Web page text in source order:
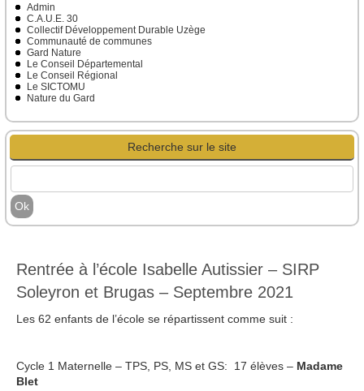
Admin
C.A.U.E. 30
Collectif Développement Durable Uzège
Communauté de communes
Gard Nature
Le Conseil Départemental
Le Conseil Régional
Le SICTOMU
Nature du Gard
Recherche sur le site
Rentrée à l’école Isabelle Autissier – SIRP
Soleyron et Brugas – Septembre 2021
Les 62 enfants de l’école se répartissent comme suit :
Cycle 1 Maternelle – TPS, PS, MS et GS: 17 élèves – Madame
Blet